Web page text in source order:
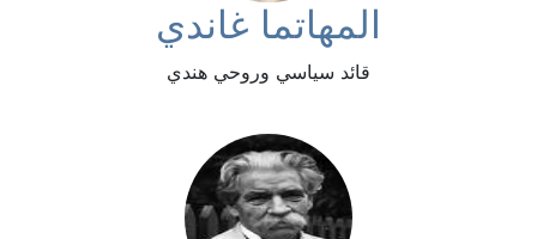
المهاتما غاندي
قائد سياسي وروحي هندي